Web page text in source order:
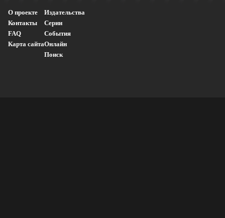
О проекте
Контакты
FAQ
Карта сайта
Издательства
Серии
События
Онлайн
Поиск